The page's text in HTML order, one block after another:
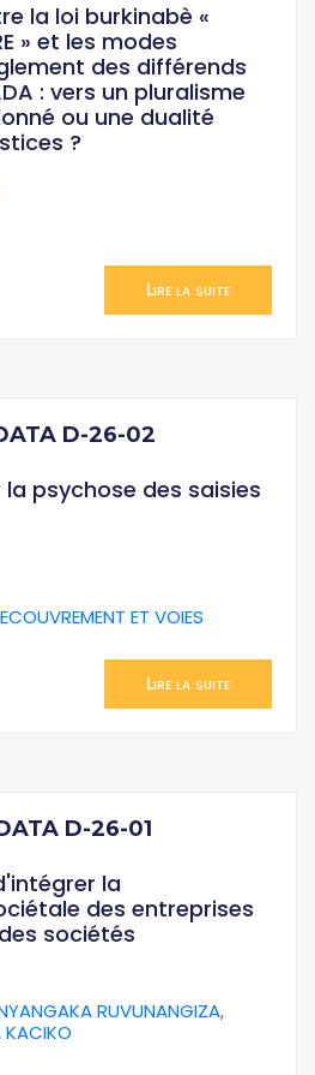
la loi burkinabè «
» et les modes
des différends
: vers un pluralisme
ou une dualité
?
Lire la suite
D-26-02
psychose des saisies
ET VOIES
Lire la suite
D-26-01
la
des entreprises
sociétés
RUVUNANGIZA,